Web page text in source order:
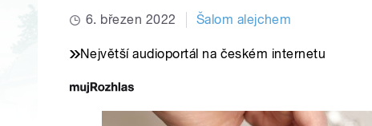
6. březen 2022 Šalom alejchem
Největší audioportál na českém internetu